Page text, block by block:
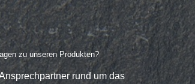
zu unseren Produkten?
rund um das